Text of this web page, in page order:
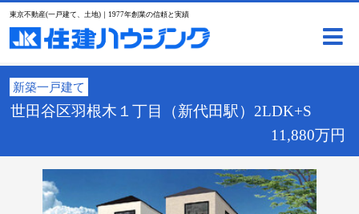
東京不動産(一戸建て、土地)｜1977年創業の信頼と実績
新築一戸建て
世田谷区羽根木１丁目（新代田駅）2LDK+S
11,880万円